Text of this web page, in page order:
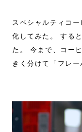
スペシャルティコ
化してみた。 する
た。 今まで、コー
きく分けて「フレ